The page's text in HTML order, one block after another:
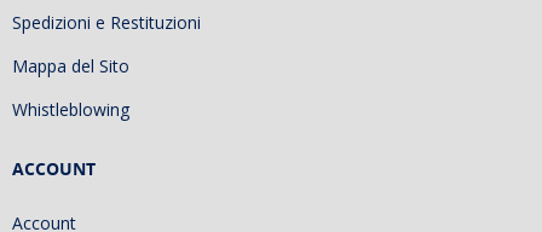
Spedizioni e Restituzioni
Mappa del Sito
Whistleblowing
ACCOUNT
Account